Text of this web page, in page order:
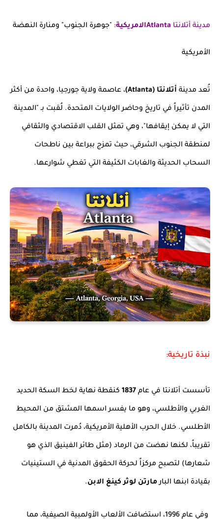
مدينة أتلانتا Atlantaالامريكية : "جوهرة الجنوب" ومنارة النهضة
الأمريكية
تُعد مدينة أتلانتا (Atlanta) ، عاصمة ولاية جورجيا، واحدة من أكثر
المدن تأثيراً في تاريخ وحاضر الولايات المتحدة. لُقبت بـ "المدينة
التي لا يمكن إيقافها"، وهي تمثل القلب الاقتصادي والثقافي
لمنطقة الجنوب الشرقي، حيث تمزج ببراعة بين ناطحات
السحاب الحديثة والغابات الكثيفة التي تغطي شوارعها.
نبذة تاريخية:
تأسست أتلانتا في عام 1837 كنقطة نهاية لخط السكة الحديد
الغربي والأطلسي، وهو ما يفسر اسمها المشتق من المحيط
الأطلسي. خلال الحرب الأهلية الأمريكية، دُمرت المدينة بالكامل
تقريباً، لكنها نهضت من الرماد (مثل طائر الفينيق الذي هو
شعارها) لتصبح مركزاً لحركة الحقوق المدنية في الستينيات
بقيادة ابنها البارمارتن لوثر كينغ الابن.
وفي عام 1996، استضافت الألعاب الأولمبية الصيفية، مما